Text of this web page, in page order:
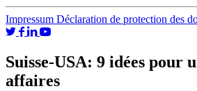
Impressum Déclaration de protection des
Suisse-USA: 9 idées pour
affaires